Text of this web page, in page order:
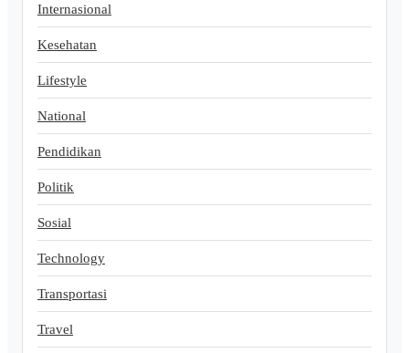
Internasional
Kesehatan
Lifestyle
National
Pendidikan
Politik
Sosial
Technology
Transportasi
Travel